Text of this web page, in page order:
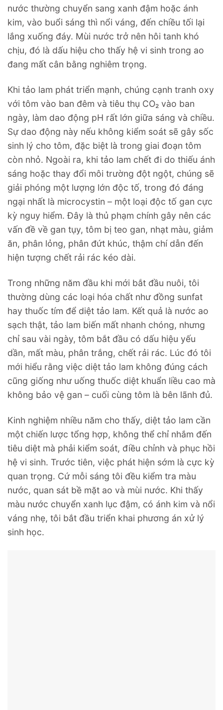
nước thường chuyển sang xanh đậm hoặc ánh
kim, vào buổi sáng thì nổi váng, đến chiều tối lại
lắng xuống đáy. Mùi nước trở nên hôi tanh khó
chịu, đó là dấu hiệu cho thấy hệ vi sinh trong ao
đang mất cân bằng nghiêm trọng.
Khi tảo lam phát triển mạnh, chúng cạnh tranh oxy
với tôm vào ban đêm và tiêu thụ CO₂ vào ban
ngày, làm dao động pH rất lớn giữa sáng và chiều.
Sự dao động này nếu không kiểm soát sẽ gây sốc
sinh lý cho tôm, đặc biệt là trong giai đoạn tôm
còn nhỏ. Ngoài ra, khi tảo lam chết đi do thiếu ánh
sáng hoặc thay đổi môi trường đột ngột, chúng sẽ
giải phóng một lượng lớn độc tố, trong đó đáng
ngại nhất là microcystin – một loại độc tố gan cực
kỳ nguy hiểm. Đây là thủ phạm chính gây nên các
vấn đề về gan tụy, tôm bị teo gan, nhạt màu, giảm
ăn, phân lỏng, phân đứt khúc, thậm chí dẫn đến
hiện tượng chết rải rác kéo dài.
Trong những năm đầu khi mới bắt đầu nuôi, tôi
thường dùng các loại hóa chất như đồng sunfat
hay thuốc tím để diệt tảo lam. Kết quả là nước ao
sạch thật, tảo lam biến mất nhanh chóng, nhưng
chỉ sau vài ngày, tôm bắt đầu có dấu hiệu yếu
dần, mất màu, phân trắng, chết rải rác. Lúc đó tôi
mới hiểu rằng việc diệt tảo lam không đúng cách
cũng giống như uống thuốc diệt khuẩn liều cao mà
không bảo vệ gan – cuối cùng tôm là bên lãnh đủ.
Kinh nghiệm nhiều năm cho thấy, diệt tảo lam cần
một chiến lược tổng hợp, không thể chỉ nhắm đến
tiêu diệt mà phải kiểm soát, điều chỉnh và phục hồi
hệ vi sinh. Trước tiên, việc phát hiện sớm là cực kỳ
quan trọng. Cứ mỗi sáng tôi đều kiểm tra màu
nước, quan sát bề mặt ao và mùi nước. Khi thấy
màu nước chuyển xanh lục đậm, có ánh kim và nổi
váng nhẹ, tôi bắt đầu triển khai phương án xử lý
sinh học.